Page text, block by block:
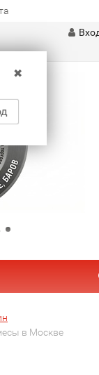
✖
в Москве